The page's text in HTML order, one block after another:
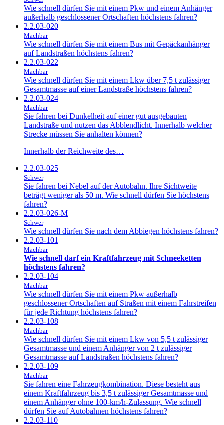
Wie schnell dürfen Sie mit einem Pkw und einem Anhänger
außerhalb geschlossener Ortschaften höchstens fahren?
2.2.03-020
Machbar
Wie schnell dürfen Sie mit einem Bus mit Gepäckanhänger
auf Landstraßen höchstens fahren?
2.2.03-022
Machbar
Wie schnell dürfen Sie mit einem Lkw über 7,5 t zulässiger
Gesamtmasse auf einer Landstraße höchstens fahren?
2.2.03-024
Machbar
Sie fahren bei Dunkelheit auf einer gut ausgebauten
Landstraße und nutzen das Abblendlicht. Innerhalb welcher
Strecke müssen Sie anhalten können?
Innerhalb der Reichweite des…
2.2.03-025
Schwer
Sie fahren bei Nebel auf der Autobahn. Ihre Sichtweite
beträgt weniger als 50 m. Wie schnell dürfen Sie höchstens
fahren?
2.2.03-026-M
Schwer
Wie schnell dürfen Sie nach dem Abbiegen höchstens fahren?
2.2.03-101
Machbar
Wie schnell darf ein Kraftfahrzeug mit Schneeketten
höchstens fahren?
2.2.03-104
Machbar
Wie schnell dürfen Sie mit einem Pkw außerhalb
geschlossener Ortschaften auf Straßen mit einem Fahrstreifen
für jede Richtung höchstens fahren?
2.2.03-108
Machbar
Wie schnell dürfen Sie mit einem Lkw von 5,5 t zulässiger
Gesamtmasse und einem Anhänger von 2 t zulässiger
Gesamtmasse auf Landstraßen höchstens fahren?
2.2.03-109
Machbar
Sie fahren eine Fahrzeugkombination. Diese besteht aus
einem Kraftfahrzeug bis 3,5 t zulässiger Gesamtmasse und
einem Anhänger ohne 100-km/h-Zulassung. Wie schnell
dürfen Sie auf Autobahnen höchstens fahren?
2.2.03-110